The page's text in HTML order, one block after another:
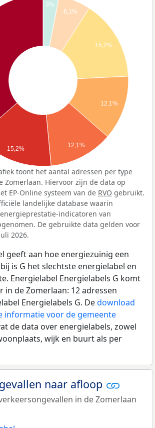
3%
6,1%
15,2%
12,1%
12,1%
15,2%
toont het aantal adressen per type
Zomerlaan. Hiervoor zijn de data op
EP-Online systeem van de RVO gebruikt.
landelijke database waarin
indicatoren van
De gebruikte data gelden voor
2026.
geeft aan hoe energiezuinig een
is G het slechtste energielabel en
Energielabel Energielabels G komt
in de Zomerlaan: 12 adressen
Energielabels G. Dedownload
informatie voor de gemeente
de data over energielabels, zowel
wijk en buurt als per
naar afloop
in de Zomerlaan